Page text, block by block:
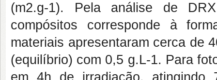
(m2.g-1). Pela análise de
compósitos corresponde à
materiais apresentaram cerca de
(equilíbrio) com 0,5 g.L-1. Para
em 4h de irradiação, atingindo